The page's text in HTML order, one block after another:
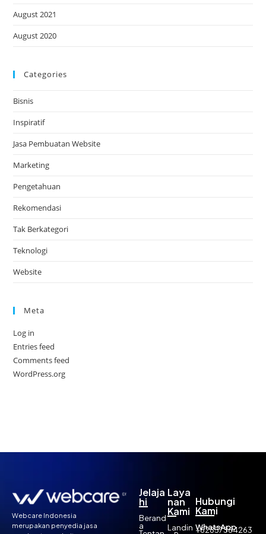
August 2021
August 2020
Categories
Bisnis
Inspiratif
Jasa Pembuatan Website
Marketing
Pengetahuan
Rekomendasi
Tak Berkategori
Teknologi
Website
Meta
Log in
Entries feed
Comments feed
WordPress.org
Webcare Indonesia
merupakan penyedia jasa
Jelaja
hi
Berand
a
Laya
nan
Kami
Landin
Hubungi
Kami
WhatsApp
+62857364263